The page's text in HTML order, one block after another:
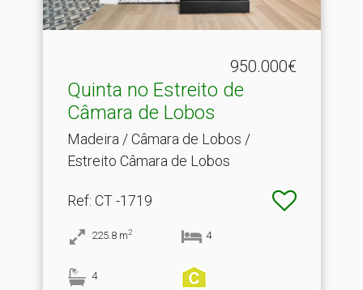
950.000€
Quinta no Estreito de
Câmara de Lobos
Madeira / Câmara de Lobos /
Estreito Câmara de Lobos
Ref: CT -1719
225.8 m2 4
4